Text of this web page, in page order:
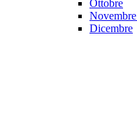
Ottobre
Novembre
Dicembre